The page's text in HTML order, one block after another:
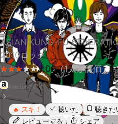
マジックディスク
ASIAN KUNG-FU GENERATION
2010ロック
★
★★
★★
★★ ★3.00（1人が評価）
Amazonで探す
スキ！ 聴いた 聴きたい
レビューする シェア